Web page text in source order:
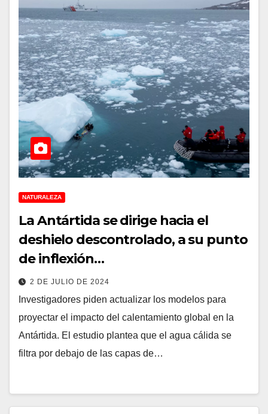
NATURALEZA
La Antártida se dirige hacia el
deshielo descontrolado, a su punto
de inflexión…
2 DE JULIO DE 2024
Investigadores piden actualizar los modelos para
proyectar el impacto del calentamiento global en la
Antártida. El estudio plantea que el agua cálida se
filtra por debajo de las capas de…